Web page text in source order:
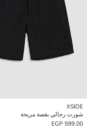
XSIDE
شورت رجالي بقصة مريحة
599.00 EGP